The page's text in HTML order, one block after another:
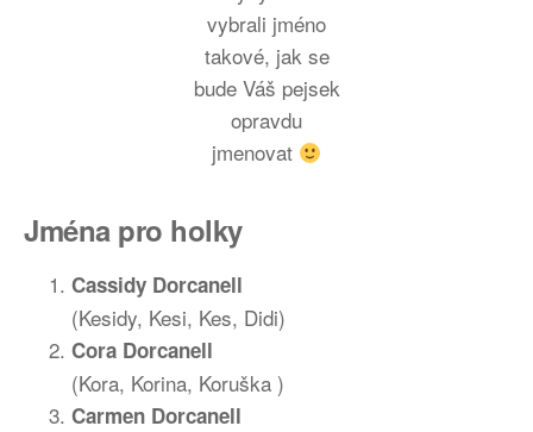
vybrali jméno
takové, jak se
bude Váš pejsek
opravdu
jmenovat
Jména pro holky
Cassidy Dorcanell
(Kesidy, Kesi, Kes, Didi)
Cora Dorcanell
(Kora, Korina, Koruška )
Carmen Dorcanell